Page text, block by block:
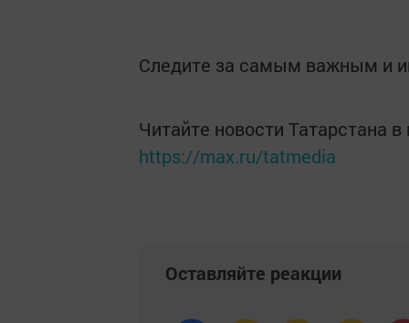
Следите за самым важным и
Читайте новости Татарстана
https://max.ru/tatmedia
Оставляйте реакции